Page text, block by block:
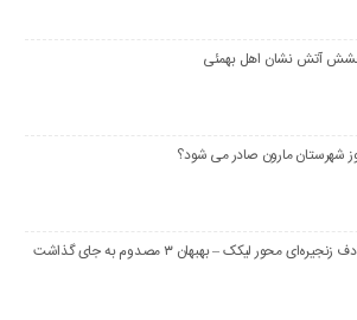
آتش نشان اهل بهمئی
شهرستان مارون صادر می شود؟
محور لیکک – بهبهان ۳ مصدوم به جای گذاشت